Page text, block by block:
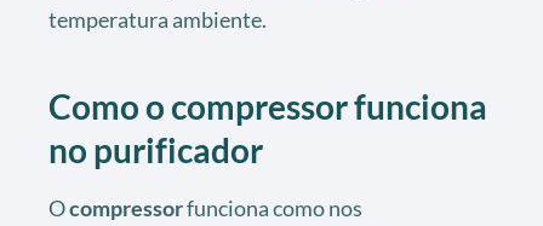
temperatura ambiente.
Como o compressor funciona
no purificador
Ocompressorfunciona como nos